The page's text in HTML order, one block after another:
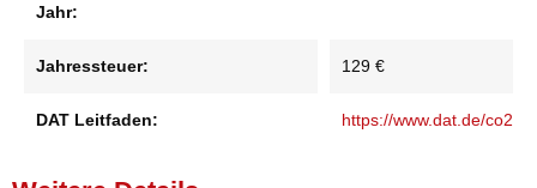
Jahr:
Jahressteuer: 129 €
DAT Leitfaden: https://www.dat.de/co2